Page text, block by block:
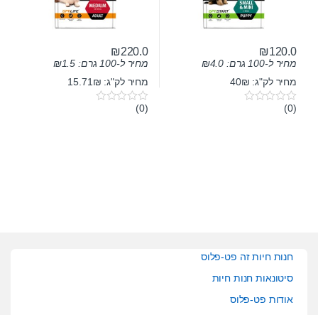
₪120.0
מחיר ל-100 גרם: ₪4.0
מחיר לק"ג: 40₪
0(0)
₪220.0
מחיר ל-100 גרם: ₪1.5
מחיר לק"ג: 15.71₪
0(0)
חנות חיות זה פט-פלוס
סיטונאות חנות חיות
אודות פט-פלוס